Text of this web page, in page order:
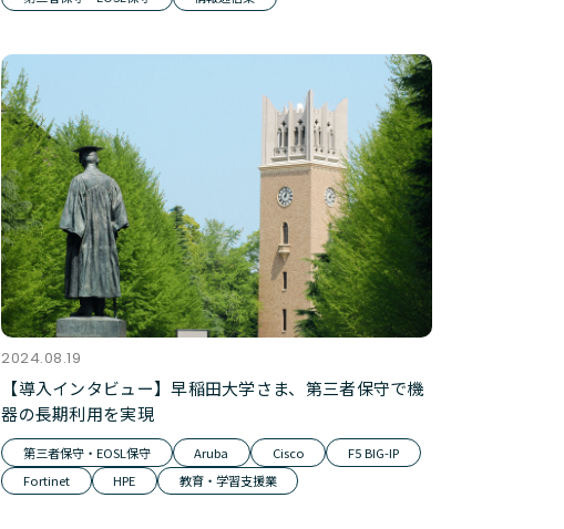
2024.08.19
【導入インタビュー】早稲田大学さま、第三者保守で機
器の長期利用を実現
第三者保守・EOSL保守 Aruba Cisco
F5 BIG-IP
Fortinet
HPE 教育・学習支援業